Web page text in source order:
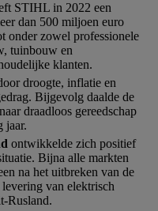
STIHL in 2022 een
dan 500 miljoen euro
onder zowel professionele
tuinbouw en
klanten.
droogte, inflatie en
Bijgevolg daalde de
draadloos gereedschap
jaar.
ontwikkelde zich positief
Bijna alle markten
na het uitbreken van de
van elektrisch
Rusland.